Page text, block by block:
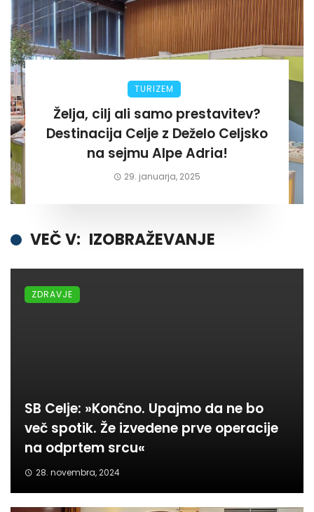
TURIZEM
Želja, cilj ali samo prestavitev?
Destinacija Celje z Deželo Celjsko
na sejmu Alpe Adria!
29. januarja, 2025
VEČ V: IZOBRAŽEVANJE
SB Celje: »Končno. Upajmo da ne bo
več spotik. Že izvedene prve operacije
na odprtem srcu«
28. novembra, 2024
ZDRAVJE